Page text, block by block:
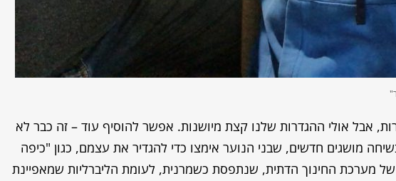
אבל אולי ההגדרות שלנו קצת מיושנות. אפשר להוסיף עוד – זה כבר לא
מושגים חדשים, שבני הנוער אימצו כדי להגדיר את עצמם, כגון "כיפה
מערכת החינוך הדתית, שנתפסת כשמרנית, לעומת הליברליות שמאפיינת